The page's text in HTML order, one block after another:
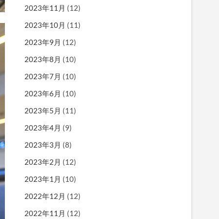
2023年11月 (12)
2023年10月 (11)
2023年9月 (12)
2023年8月 (10)
2023年7月 (10)
2023年6月 (10)
2023年5月 (11)
2023年4月 (9)
2023年3月 (8)
2023年2月 (12)
2023年1月 (10)
2022年12月 (12)
2022年11月 (12)